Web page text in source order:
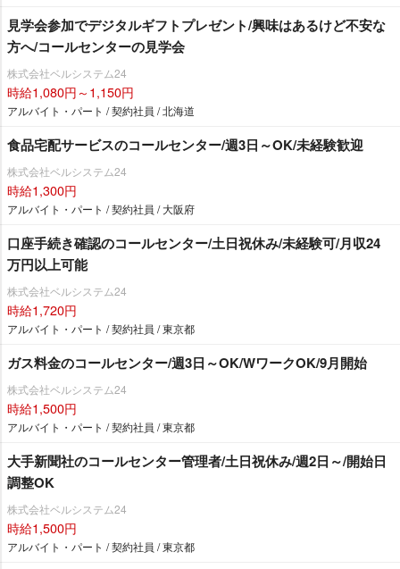
見学会参加でデジタルギフトプレゼント/興味はあるけど不安な
方へ/コールセンターの見学会
株式会社ベルシステム24
時給1,080円～1,150円
アルバイト・パート / 契約社員 / 北海道
食品宅配サービスのコールセンター/週3日～OK/未経験歓迎
株式会社ベルシステム24
時給1,300円
アルバイト・パート / 契約社員 / 大阪府
口座手続き確認のコールセンター/土日祝休み/未経験可/月収24
万円以上可能
株式会社ベルシステム24
時給1,720円
アルバイト・パート / 契約社員 / 東京都
ガス料金のコールセンター/週3日～OK/WワークOK/9月開始
株式会社ベルシステム24
時給1,500円
アルバイト・パート / 契約社員 / 東京都
大手新聞社のコールセンター管理者/土日祝休み/週2日～/開始日
調整OK
株式会社ベルシステム24
時給1,500円
アルバイト・パート / 契約社員 / 東京都